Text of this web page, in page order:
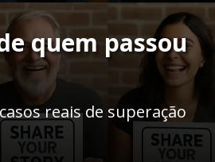
quem passou
reais de superação